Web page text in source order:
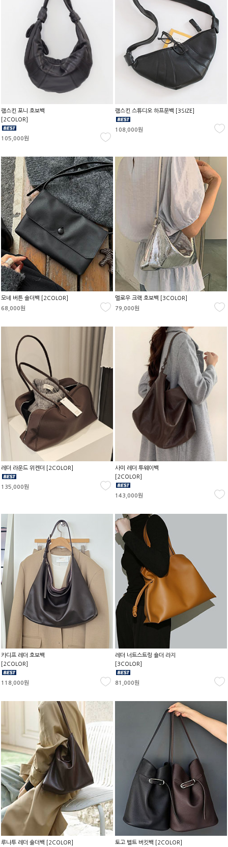
램스킨 포니 호보백
[2COLOR]
105,000원
램스킨 스튜디오 하프문백 [3SIZE]
108,000원
모네 버튼 숄더백 [2COLOR]
68,000원
멜로우 크랙 호보백 [3COLOR]
79,000원
레더 라운드 위켄더 [2COLOR]
135,000원
사미 레더 투웨이백
[2COLOR]
143,000원
카디프 레더 호보백
[2COLOR]
118,000원
레더 너트스트링 숄더 라지
[3COLOR]
81,000원
루나투 레더 숄더백 [2COLOR] 토고 벨트 버킷백 [2COLOR]